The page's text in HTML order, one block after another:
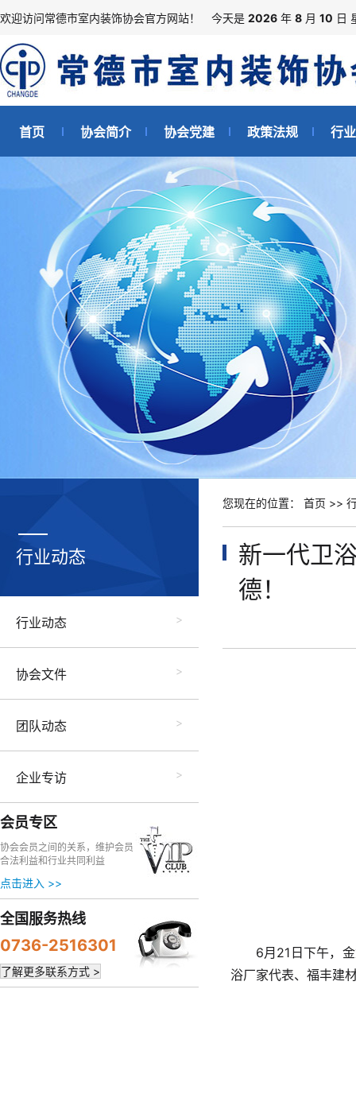
欢迎访问常德市室内装饰协会官方网站！ 今天是 2026 年 8 月 10 日
首页 协会简介 协会党建 政策法规 行
行业动态
行业动态
协会文件
团队动态
企业专访
会员专区
协会会员之间的关系，维护会员
合法利益和行业共同利益
点击进入 >>
全国服务热线
0736-2516301
了解更多联系方式 >
您现在的位置： 首页 >>
新一代卫
德！
6月21日下午，
浴厂家代表、福丰建